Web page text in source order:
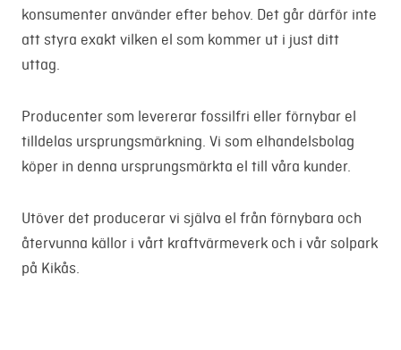
konsumenter använder efter behov. Det går därför inte
att styra exakt vilken el som kommer ut i just ditt
uttag.
Producenter som levererar fossilfri eller förnybar el
tilldelas ursprungsmärkning. Vi som elhandelsbolag
köper in denna ursprungsmärkta el till våra kunder.
Utöver det producerar vi själva el från förnybara och
återvunna källor i vårt kraftvärmeverk och i vår solpark
på Kikås.